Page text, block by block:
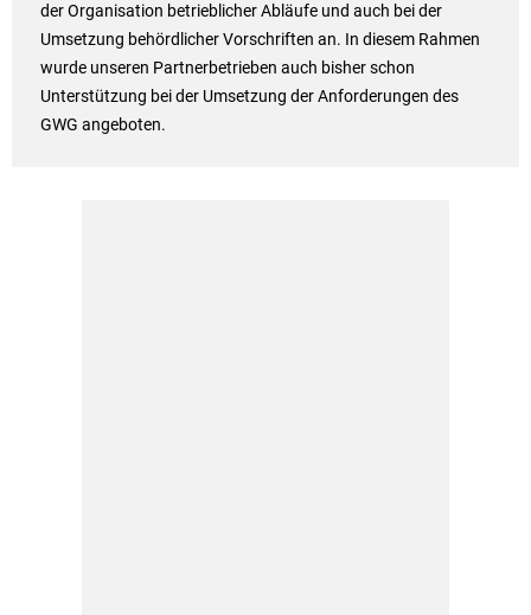
der Organisation betrieblicher Abläufe und auch bei der
Umsetzung behördlicher Vorschriften an. In diesem Rahmen
wurde unseren Partnerbetrieben auch bisher schon
Unterstützung bei der Umsetzung der Anforderungen des
GWG angeboten.